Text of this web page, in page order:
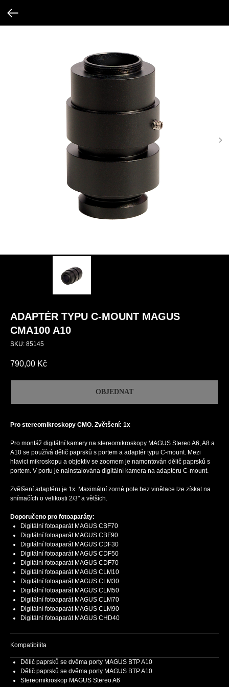
ADAPTÉR TYPU C-MOUNT MAGUS
CMA100 A10
SKU: 85145
790,00 Kč
OBJEDNAT
Pro stereomikroskopy CMO. Zvětšení: 1х
Pro montáž digitální kamery na stereomikroskopy MAGUS Stereo A6, A8 a
A10 se používá dělič paprsků s portem a adaptér typu C-mount. Mezi
hlavici mikroskopu a objektiv se zoomem je namontován dělič paprsků s
portem. V portu je nainstalována digitální kamera na adaptéru C-mount.
Zvětšení adaptéru je 1x. Maximální zorné pole bez vinětace lze získat na
snímačích o velikosti 2/3" a větších.
Doporučeno pro fotoaparáty:
Digitální fotoaparát MAGUS CBF70
Digitální fotoaparát MAGUS CBF90
Digitální fotoaparát MAGUS CDF30
Digitální fotoaparát MAGUS CDF50
Digitální fotoaparát MAGUS CDF70
Digitální fotoaparát MAGUS CLM10
Digitální fotoaparát MAGUS CLM30
Digitální fotoaparát MAGUS CLM50
Digitální fotoaparát MAGUS CLM70
Digitální fotoaparát MAGUS CLM90
Digitální fotoaparát MAGUS CHD40
Kompatibilita
Dělič paprsků se dvěma porty MAGUS BTP A10
Dělič paprsků se dvěma porty MAGUS BTP A10
Stereomikroskop MAGUS Stereo A6